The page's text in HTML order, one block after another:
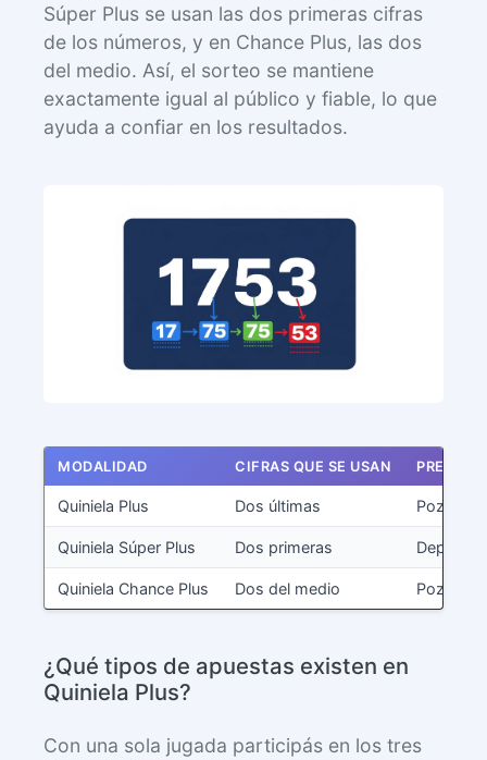
Súper Plus se usan las dos primeras cifras
de los números, y en Chance Plus, las dos
del medio. Así, el sorteo se mantiene
exactamente igual al público y fiable, lo que
ayuda a confiar en los resultados.
MODALIDAD CIFRAS QUE SE USAN
Quiniela Plus Dos últimas Pozo
Quiniela Súper Plus Dos primeras
Quiniela Chance Plus Dos del medio Pozo
¿Qué tipos de apuestas existen en
Quiniela Plus?
Con una sola jugada participás en los tres